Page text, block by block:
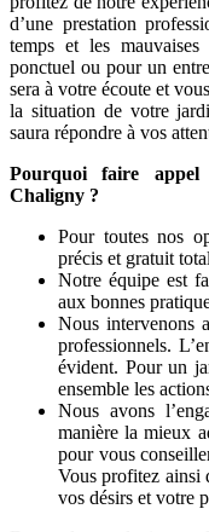
d’une prestation
temps et les
ponctuel ou pour un
sera à votre écoute et
la situation de votre
saura répondre à vos
Pourquoi faire
Chaligny ?
Pour toutes nos
précis et gratuit
Notre équipe est
aux bonnes
Nous intervenons
professionnels.
évident. Pour un
ensemble les
Nous avons
manière la mieux
pour vous
Vous profitez ainsi
vos désirs et votre